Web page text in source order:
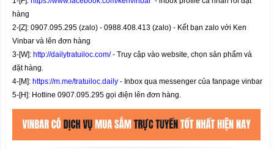
hàng
2-[Z]: 0907.095.295 (zalo) - 0988.408.413 (zalo) - Kết bạn zalo với Ken
Vinbar và lên đơn hàng
3-[W]: http://dailytratuiloc.com/- Truy cập vào website, chọn sản phẩm và
đặt hàng.
4-[M]: https://m.me/tratuiloc.daily- Inbox qua messenger của fanpage vinbar
5-[H]: Hotline 0907.095.295 gọi điện lên đơn hàng.